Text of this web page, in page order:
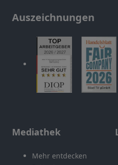
Auszeichnungen
Mediathek
Mehr entdecken